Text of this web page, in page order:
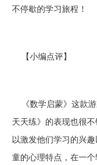
不停歇的学习旅程！
【小编点评】
《数学启蒙》这款
天天练》的表现也很
以激发他们学习的兴
童的心理特点，在一